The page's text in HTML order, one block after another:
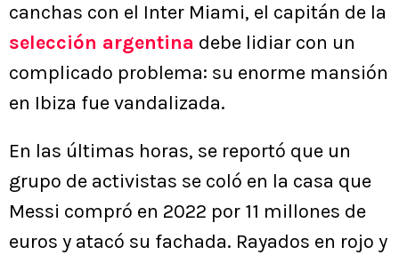
canchas con el Inter Miami, el capitán de la
selección argentina debe lidiar con un
complicado problema: su enorme mansión
en Ibiza fue vandalizada.
En las últimas horas, se reportó que un
grupo de activistas se coló en la casa que
Messi compró en 2022 por 11 millones de
euros y atacó su fachada. Rayados en rojo y